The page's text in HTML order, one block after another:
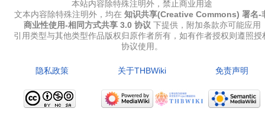
本站内容除特殊注明外，禁止商业用途
文本内容除特殊注明外，均在 知识共享(Creative Commons) 署名-
商业性使用-相同方式共享 3.0 协议 下提供，附加条款亦可能应用
引用类型与其他类型作品版权归原作者所有，如有作者授权则遵照授
协议使用。
隐私政策 关于THBWiki 免责声明